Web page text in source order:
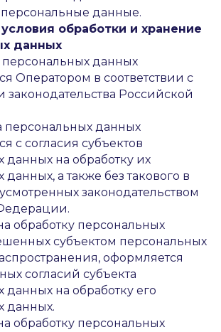
данные.
обработки и хранение
данных
персональных данных
Оператором в соответствии с
законодательства Российской
персональных данных
с согласия субъектов
данных на обработку их
а также без такового в
законодательством
обработку персональных
субъектом персональных
оформляется
согласий субъекта
данных на обработку его
данных.
обработку персональных